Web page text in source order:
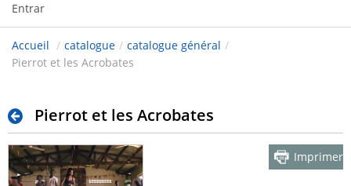
Entrar
Accueil / catalogue / catalogue général /
Pierrot et les Acrobates
Pierrot et les Acrobates
Imprimer